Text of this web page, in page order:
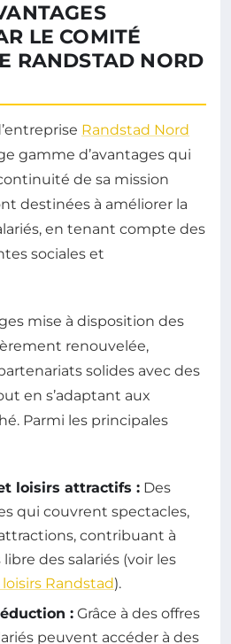
LE COMITÉ
RANDSTAD NORD
Randstad Nord
gamme d’avantages qui
de sa mission
destinées à améliorer la
en tenant compte des
sociales et
mise à disposition des
renouvelée,
solides avec des
en s’adaptant aux
Parmi les principales
loisirs attractifs : Des
qui couvrent spectacles,
contribuant à
des salariés (voir les
Randstad).
: Grâce à des offres
peuvent accéder à des